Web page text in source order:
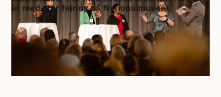
år med stor fejring på Nationalmuseet
Som afslutning på VidenSkabers første år deltog såvel
forskningsministeren som borgere fra hele landet i en
festlig aften fuld af viden og forundring.